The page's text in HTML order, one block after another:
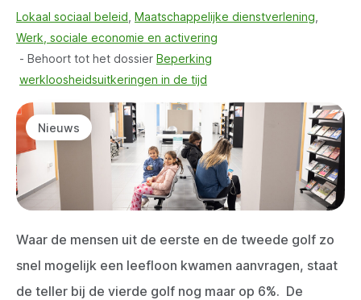
Lokaal sociaal beleid Maatschappelijke dienstverlening
Werk, sociale economie en activering
Behoort tot het dossier Beperking
werkloosheidsuitkeringen in de tijd
Nieuws
Waar de mensen uit de eerste en de tweede golf zo
snel mogelijk een leefloon kwamen aanvragen, staat
de teller bij de vierde golf nog maar op 6%. De